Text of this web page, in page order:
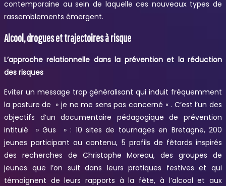
contemporaine au sein de laquelle ces nouveaux types de
rassemblements émergent.
Alcool, drogues et trajectoires à risque
L’approche relationnelle dans la prévention et la réduction
des risques
Eviter un message trop généralisant qui induit fréquemment
la posture de » je ne me sens pas concerné « . C’est l’un des
objectifs d’un documentaire pédagogique de prévention
intitulé » Gus » : 10 sites de tournages en Bretagne, 200
jeunes participant au contenu, 5 profils de fêtards inspirés
des recherches de Christophe Moreau, des groupes de
jeunes que l’on suit dans leurs pratiques festives et qui
témoignent de leurs rapports à la fête, à l’alcool et aux